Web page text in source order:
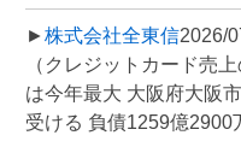
►株式会社全東信2026/
（クレジットカード売
は今年最大 大阪府大阪
受ける 負債1259億2900